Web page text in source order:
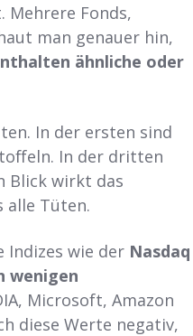
Fonds,
man genauer hin,
ähnliche oder
In der ersten sind
In der dritten
Blick wirkt das
alle Tüten.
Indizes wie der Nasdaq
wenigen
Microsoft, Amazon
diese Werte negativ,